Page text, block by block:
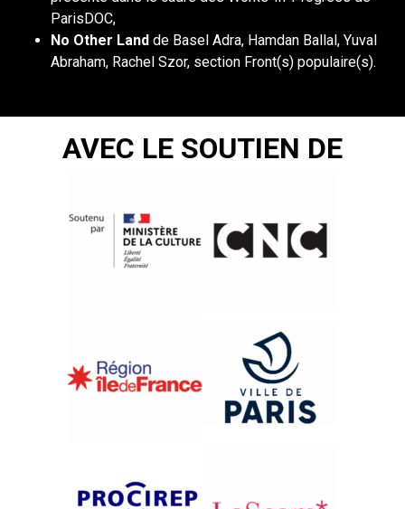
ParisDOC,
No Other Land de Basel Adra, Hamdan Ballal, Yuval
Abraham, Rachel Szor, section Front(s) populaire(s).
AVEC LE SOUTIEN DE